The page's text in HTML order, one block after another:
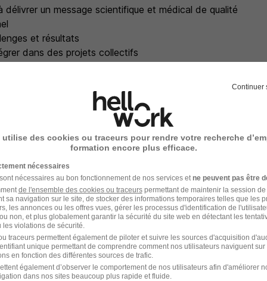
délivrer un message scientifique et médical de qualité
et résultats
dans des projets collectifs
de synthèse
de proposition
Compliance...) et organisation
pharmaceutique française familiale dont le siège se
en 1953 autour du développement et de la
levure probiotique au monde, Saccharomyces boulardii
Depuis, Biocodex est passé de pionnier à acteur
Parallèlement, le centre de R&D Biocodex s'est
Continuer
utilise des cookies ou traceurs pour rendre votre recherche
formation encore plus efficace.
nécessaires
nécessaires au bon fonctionnement de nos services et ne peuvent pas être
de l'ensemble des cookies ou traceurspermettant de maintenir la session
sa navigation sur le site, de stocker des informations temporaires telles que les
les annonces ou les offres vues, gérer les processus d'identification de
non, et plus globalement garantir la sécurité du site web en détectant les
violations de sécurité.
traceurs permettent également de piloter et suivre les sources d'acquisition
unique permettant de comprendre comment nos utilisateurs naviguent sur
en fonction des différentes sources de trafic.
également d’observer le comportement de nos utilisateurs afin d'améliorer
dans nos sites beaucoup plus rapide et fluide.